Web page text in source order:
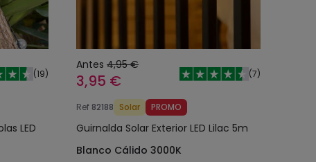
(19)
LED
Antes 4,95 €
3,95 € (7)
Ref 82188 Solar PROMO
Guirnalda Solar Exterior LED Lilac 5m
Blanco Cálido 3000K